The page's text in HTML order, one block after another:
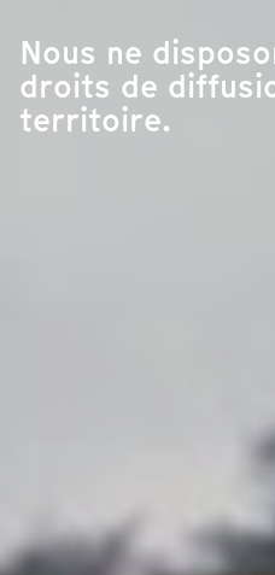
Nous ne
droits de
territoire.